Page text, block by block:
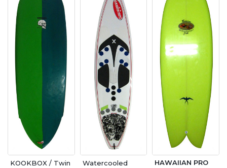
KOOKBOX / Twin Watercooled
HAWAIIAN PRO